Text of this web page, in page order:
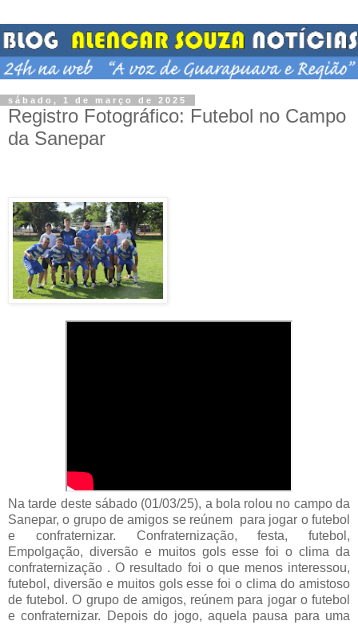
sábado, 1 de março de 2025
Registro Fotográfico: Futebol no Campo
da Sanepar
Na tarde deste sábado (01/03/25), a bola rolou no campo da
Sanepar, o grupo de amigos se reúnem para jogar o futebol
e confraternizar. Confraternização, festa, futebol,
Empolgação, diversão e muitos gols esse foi o clima da
confraternização . O resultado foi o que menos interessou,
futebol, diversão e muitos gols esse foi o clima do amistoso
de futebol. O grupo de amigos, reúnem para jogar o futebol
e confraternizar. Depois do jogo, aquela pausa para uma